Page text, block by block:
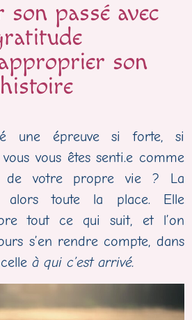
son passé avec
son
histoire
une épreuve si forte, si
vous vous êtes senti.e comme
de votre propre vie ? La
alors toute la place. Elle
tout ce qui suit, et l’on
s’en rendre compte, dans
à qui c’est arrivé.